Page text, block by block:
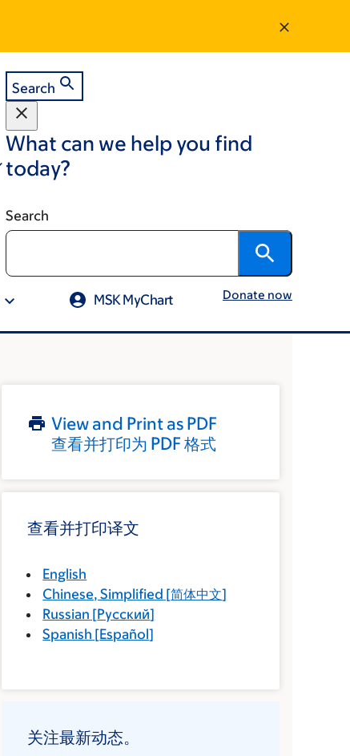
Search
What can we help you find
today?
Search
MSK MyChart Donate now
View and Print as PDF
查看并打印为 PDF 格式
查看并打印译文
English
Chinese, Simplified [简体中文]
Russian [Русский]
Spanish [Español]
关注最新动态。